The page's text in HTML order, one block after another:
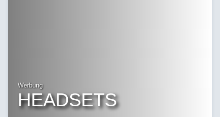
Werbung
HEADSETS